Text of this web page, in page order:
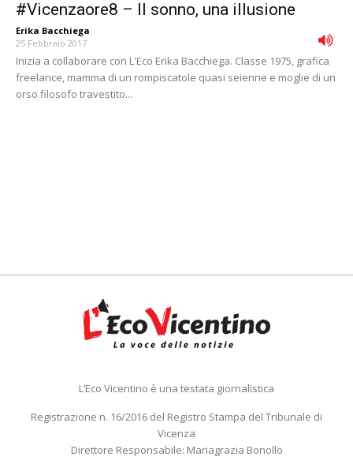
#Vicenzaore8 – Il sonno, una illusione
Erika Bacchiega -
25 Febbraio 2017
Inizia a collaborare con L'Eco Erika Bacchiega. Classe 1975, grafica
freelance, mamma di un rompiscatole quasi seienne e moglie di un
orso filosofo travestito...
L’Eco Vicentino è una testata giornalistica
Registrazione n. 16/2016 del Registro Stampa del Tribunale di
Vicenza
Direttore Responsabile: Mariagrazia Bonollo